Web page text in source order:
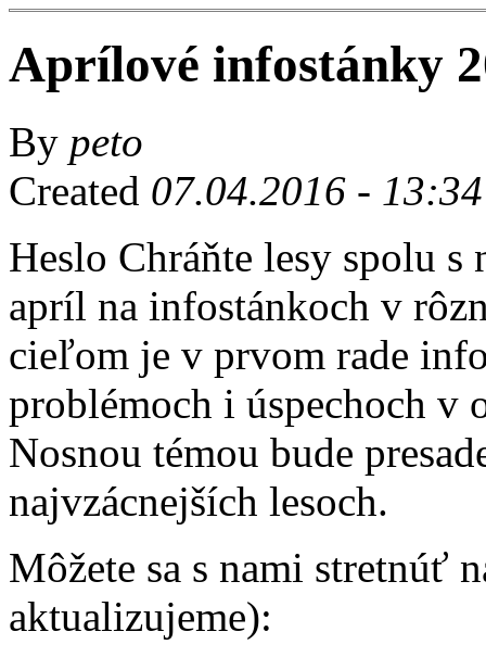
Aprílové infostánky
By peto
Created 07.04.2016 - 13:34
Heslo Chráňte lesy spolu
apríl na infostánkoch v
cieľom je v prvom rade
problémoch i úspechoch v
Nosnou témou bude
najvzácnejších lesoch.
Môžete sa s nami stretnúť
aktualizujeme):